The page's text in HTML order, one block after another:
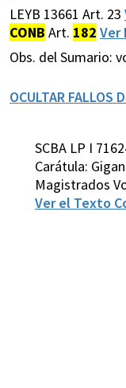
LEYB 13661 Art. 23
CONB Art. 182 Ver
Obs. del Sumario:
OCULTAR FALLOS
SCBA LP I
Carátula:
Magistrados
Ver el Texto